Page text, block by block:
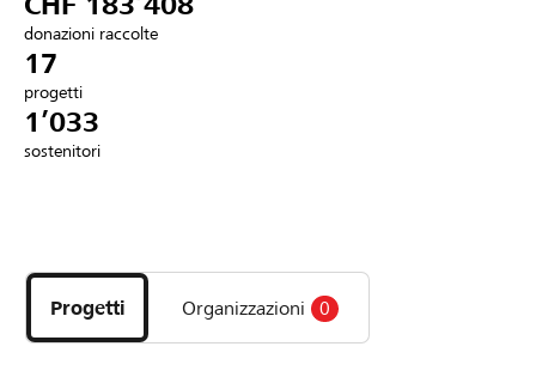
Collegarsi
DE FR IT
donazioni raccolte
17
progetti
1’033
sostenitori
i
progetti
e
Progetti Organizzazioni 0